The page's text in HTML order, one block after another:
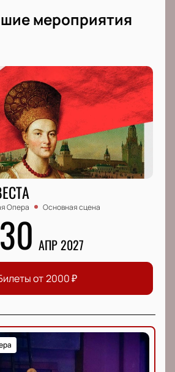
мероприятия
Опера Основная сцена
30 АПР 2027
от 2000₽